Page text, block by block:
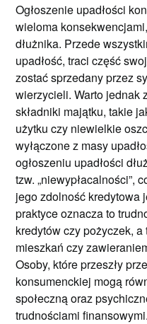
Ogłoszenie upadłości
wieloma
dłużnika. Przede
upadłość, traci część
zostać sprzedany przez
wierzycieli. Warto jednak
składniki majątku, takie
użytku czy niewielkie
wyłączone z masy
ogłoszeniu upadłości
tzw. „niewypłacalności”,
jego zdolność kredytowa
praktyce oznacza to
kredytów czy pożyczek,
mieszkań czy
Osoby, które przeszły
konsumenckiej mogą
społeczną oraz
trudnościami finansowymi.